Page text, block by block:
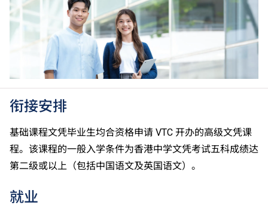
衔接安排
基础课程文凭毕业生均合资格申请 VTC 开办的高级文凭课
程。该课程的一般入学条件为香港中学文凭考试五科成绩达
第二级或以上（包括中国语文及英国语文）。
就业